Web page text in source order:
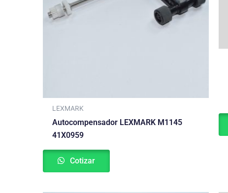
LEXMARK
Autocompensador LEXMARK M1145
41X0959
Cotizar